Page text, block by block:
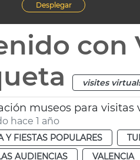
Desplegar
con
visites
museos para visitas
hace 1 año
Y FIESTAS POPULARES
AUDIENCIAS
VALENCIA